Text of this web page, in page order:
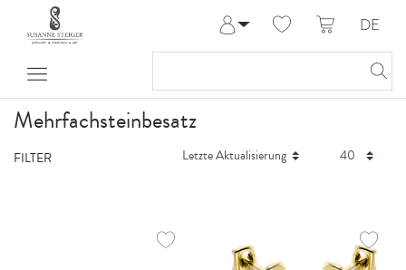
Anmelden
Meine Bestellungen
DE
Mehrfachsteinbesatz
FILTER